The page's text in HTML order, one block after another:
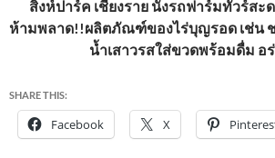
สิงห์ปาร์ค เชียงราย นั่งรถฟาร์มทัวร์สะ
ห้ามพลาด!!ผลิตภัณฑ์ของไร่บุญรอด เช่น
น้ำเสาวรสใส่ขวดพร้อมดื่ม อ
SHARE THIS:
Facebook X